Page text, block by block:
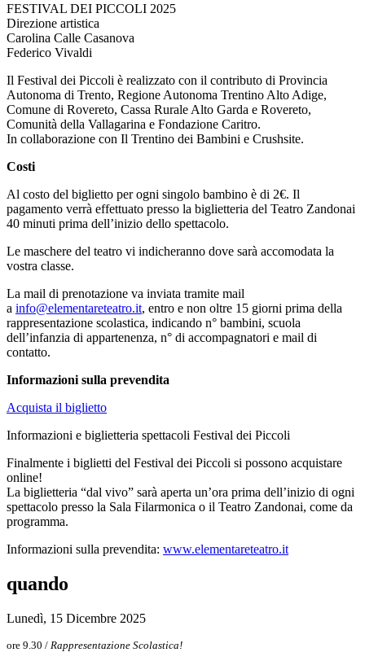
FESTIVAL DEI PICCOLI 2025
Direzione artistica
Carolina Calle Casanova
Federico Vivaldi
Il Festival dei Piccoli è realizzato con il contributo di Provincia
Autonoma di Trento, Regione Autonoma Trentino Alto Adige,
Comune di Rovereto, Cassa Rurale Alto Garda e Rovereto,
Comunità della Vallagarina e Fondazione Caritro.
In collaborazione con Il Trentino dei Bambini e Crushsite.
Costi
Al costo del biglietto per ogni singolo bambino è di 2€. Il
pagamento verrà effettuato presso la biglietteria del Teatro Zandonai
40 minuti prima dell’inizio dello spettacolo.
Le maschere del teatro vi indicheranno dove sarà accomodata la
vostra classe.
La mail di prenotazione va inviata tramite mail
a info@elementareteatro.it, entro e non oltre 15 giorni prima della
rappresentazione scolastica, indicando n° bambini, scuola
dell’infanzia di appartenenza, n° di accompagnatori e mail di
contatto.
Informazioni sulla prevendita
Acquista il biglietto
Informazioni e biglietteria spettacoli Festival dei Piccoli
Finalmente i biglietti del Festival dei Piccoli si possono acquistare
online!
La biglietteria “dal vivo” sarà aperta un’ora prima dell’inizio di ogni
spettacolo presso la Sala Filarmonica o il Teatro Zandonai, come da
programma.
Informazioni sulla prevendita: www.elementareteatro.it
quando
Lunedì, 15 Dicembre 2025
ore 9.30 / Rappresentazione Scolastica!